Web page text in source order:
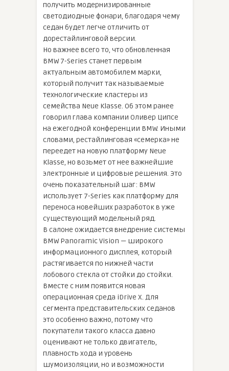
получить модернизированные
светодиодные фонари, благодаря чему
седан будет легче отличить от
дорестайлинговой версии.
Но важнее всего то, что обновленная
BMW 7-Series станет первым
актуальным автомобилем марки,
который получит так называемые
технологические кластеры из
семейства Neue Klasse. Об этом ранее
говорил глава компании Оливер Ципсе
на ежегодной конференции BMW. Иными
словами, рестайлинговая «семерка» не
переедет на новую платформу Neue
Klasse, но возьмет от нее важнейшие
электронные и цифровые решения. Это
очень показательный шаг: BMW
использует 7-Series как платформу для
переноса новейших разработок в уже
существующий модельный ряд.
В салоне ожидается внедрение системы
BMW Panoramic Vision — широкого
информационного дисплея, который
растягивается по нижней части
лобового стекла от стойки до стойки.
Вместе с ним появится новая
операционная среда iDrive X. Для
сегмента представительских седанов
это особенно важно, потому что
покупатели такого класса давно
оценивают не только двигатель,
плавность хода и уровень
шумоизоляции, но и возможности